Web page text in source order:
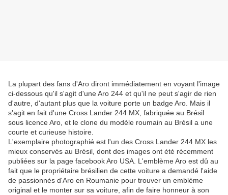
La plupart des fans d'Aro diront immédiatement en voyant l'image
ci-dessous qu'il s'agit d'une Aro 244 et qu'il ne peut s'agir de rien
d'autre, d'autant plus que la voiture porte un badge Aro. Mais il
s'agit en fait d'une Cross Lander 244 MX, fabriquée au Brésil
sous licence Aro, et le clone du modèle roumain au Brésil a une
courte et curieuse histoire.
L'exemplaire photographié est l'un des Cross Lander 244 MX les
mieux conservés au Brésil, dont des images ont été récemment
publiées sur la page facebook Aro USA. L'emblème Aro est dû au
fait que le propriétaire brésilien de cette voiture a demandé l'aide
de passionnés d'Aro en Roumanie pour trouver un emblème
original et le monter sur sa voiture, afin de faire honneur à son